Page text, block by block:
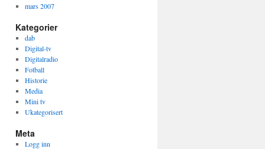
mars 2007
Kategorier
dab
Digital-tv
Digitalradio
Fotball
Historie
Media
Mini tv
Ukategorisert
Meta
Logg inn